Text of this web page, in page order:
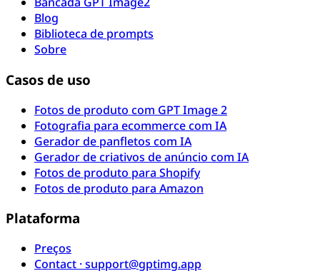
Blog
Biblioteca de prompts
Sobre
Casos de uso
Fotos de produto com GPT Image 2
Fotografia para ecommerce com IA
Gerador de panfletos com IA
Gerador de criativos de anúncio com IA
Fotos de produto para Shopify
Fotos de produto para Amazon
Plataforma
Preços
Contact · support@gptimg.app